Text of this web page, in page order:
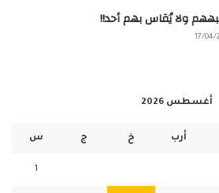
ولا يُقاس بهم أحد!!
17/04/
أغسطس 2026
أرب خ ج س
1